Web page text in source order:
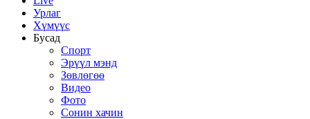
Урлаг
Хүмүүс
Бусад
Спорт
Эрүүл мэнд
Зөвлөгөө
Видео
Фото
Сонин хачин